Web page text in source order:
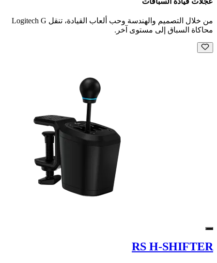
من خلال التصميم والهندسة وحب ألعاب القيادة، تنقل Logitech G
محاكاة السباق إلى مستوى آخر.
RS H-SHIFTER